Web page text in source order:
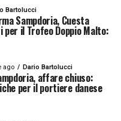
Bartolucci
Sampdoria, Cuesta
per il Trofeo Doppio Malto:
ago Dario Bartolucci
affare chiuso:
per il portiere danese